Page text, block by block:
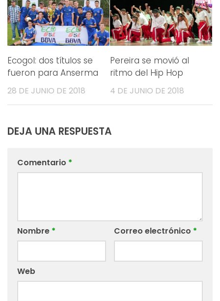
Ecogol: dos títulos se
fueron para Anserma
28 DE JUNIO DE 2018
Pereira se movió al
ritmo del Hip Hop
4 DE JUNIO DE 2018
DEJA UNA RESPUESTA
Comentario *
Nombre * Correo electrónico *
Web